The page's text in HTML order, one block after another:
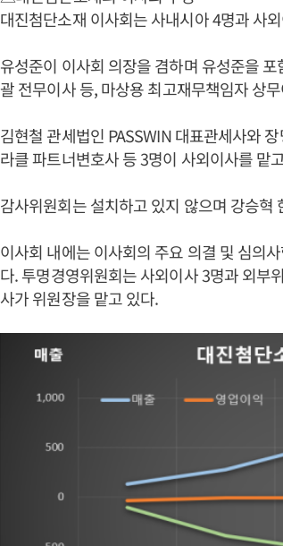
대진첨단소재 이사회는 사내시아 4명과 사
유성준이 이사회 의장을 겸하며 유성준을
괄 전무이사 등, 마상용 최고재무책임자 상
김현철 관세법인 PASSWIN 대표관세사와
라클 파트너변호사 등 3명이 사외이사를 맡
감사위원회는 설치하고 있지 않으며 강승
이사회 내에는 이사회의 주요 의결 및 심의
다. 투명경영위원회는 사외이사 3명과 외부
사가 위원장을 맡고 있다.